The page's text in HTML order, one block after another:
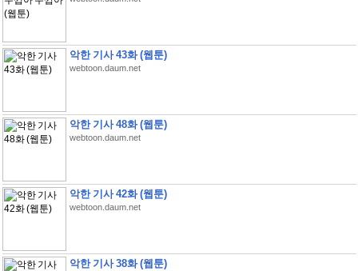
악한 기사 43화 (웹툰)
webtoon.daum.net
악한 기사 48화 (웹툰)
webtoon.daum.net
악한 기사 42화 (웹툰)
webtoon.daum.net
악한 기사 38화 (웹툰)